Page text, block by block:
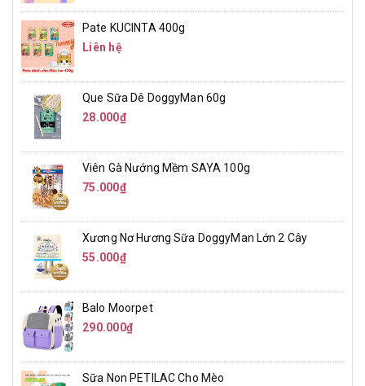
Pate KUCINTA 400g
Liên hệ
Que Sữa Dê DoggyMan 60g
28.000₫
Viên Gà Nướng Mềm SAYA 100g
75.000₫
Xương Nơ Hương Sữa DoggyMan Lớn 2 Cây
55.000₫
Balo Moorpet
290.000₫
Sữa Non PETILAC Cho Mèo